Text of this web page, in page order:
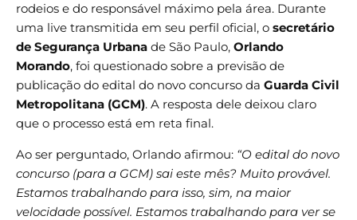
rodeios e do responsável máximo pela área. Durante
uma live transmitida em seu perfil oficial, o secretário
de Segurança Urbana de São Paulo, Orlando
Morando, foi questionado sobre a previsão de
publicação do edital do novo concurso da Guarda Civil
Metropolitana (GCM). A resposta dele deixou claro
que o processo está em reta final.
Ao ser perguntado, Orlando afirmou: “O edital do novo
concurso (para a GCM) sai este mês? Muito provável.
Estamos trabalhando para isso, sim, na maior
velocidade possível. Estamos trabalhando para ver se